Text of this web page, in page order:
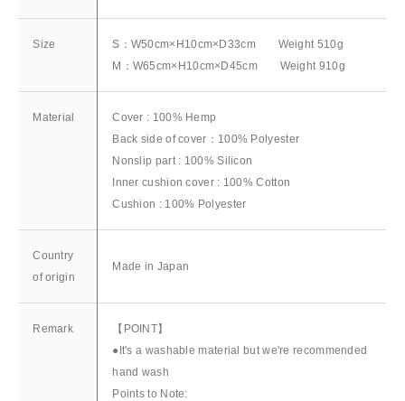
Size
S：W50cm×H10cm×D33cm Weight 510g
M：W65cm×H10cm×D45cm Weight 910g
Material
Cover : 100% Hemp
Back side of cover：100% Polyester
Nonslip part : 100% Silicon
Inner cushion cover : 100% Cotton
Cushion : 100% Polyester
Country
of origin
Made in Japan
Remark
【POINT】
●It's a washable material but we're recommended
hand wash
Points to Note: